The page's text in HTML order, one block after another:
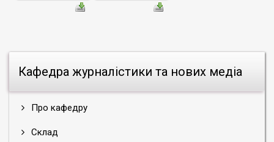
Кафедра журналістики та нових медіа
Про кафедру
Склад